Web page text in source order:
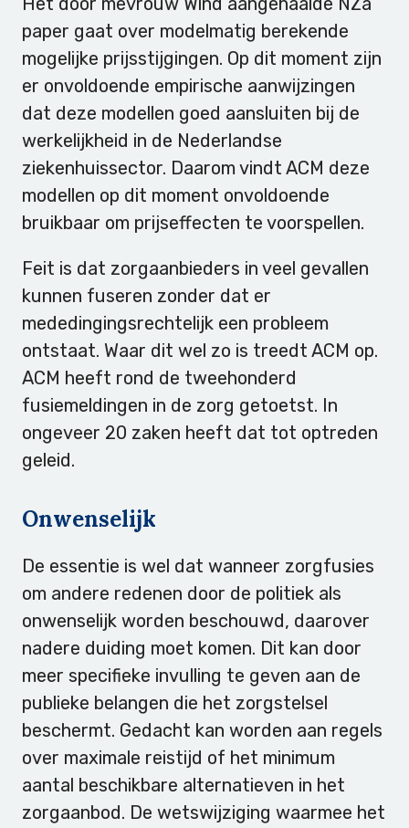
paper gaat over modelmatig berekende
mogelijke prijsstijgingen. Op dit moment zijn
er onvoldoende empirische aanwijzingen
dat deze modellen goed aansluiten bij de
werkelijkheid in de Nederlandse
ziekenhuissector. Daarom vindt ACM deze
modellen op dit moment onvoldoende
bruikbaar om prijseffecten te voorspellen.
Feit is dat zorgaanbieders in veel gevallen
kunnen fuseren zonder dat er
mededingingsrechtelijk een probleem
ontstaat. Waar dit wel zo is treedt ACM op.
ACM heeft rond de tweehonderd
fusiemeldingen in de zorg getoetst. In
ongeveer 20 zaken heeft dat tot optreden
geleid.
Onwenselijk
De essentie is wel dat wanneer zorgfusies
om andere redenen door de politiek als
onwenselijk worden beschouwd, daarover
nadere duiding moet komen. Dit kan door
meer specifieke invulling te geven aan de
publieke belangen die het zorgstelsel
beschermt. Gedacht kan worden aan regels
over maximale reistijd of het minimum
aantal beschikbare alternatieven in het
zorgaanbod. De wetswijziging waarmee het